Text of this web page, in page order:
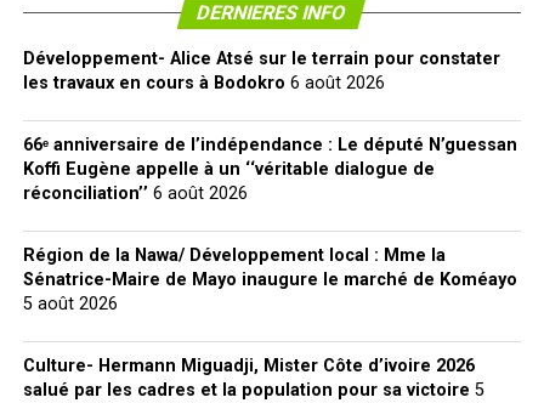
DERNIERES INFO
Développement- Alice Atsé sur le terrain pour constater
les travaux en cours à Bodokro 6 août 2026
66ᵉ anniversaire de l’indépendance : Le député N’guessan
Koffi Eugène appelle à un ‘‘véritable dialogue de
réconciliation’’ 6 août 2026
Région de la Nawa/ Développement local : Mme la
Sénatrice-Maire de Mayo inaugure le marché de Koméayo
5 août 2026
Culture- Hermann Miguadji, Mister Côte d’ivoire 2026
salué par les cadres et la population pour sa victoire 5